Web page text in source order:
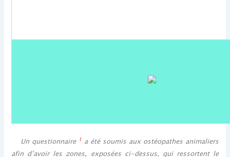
Un questionnaire 1 a été soumis aux ostéopathes animaliers
afin d’avoir les zones, exposées ci-dessus, qui ressortent le